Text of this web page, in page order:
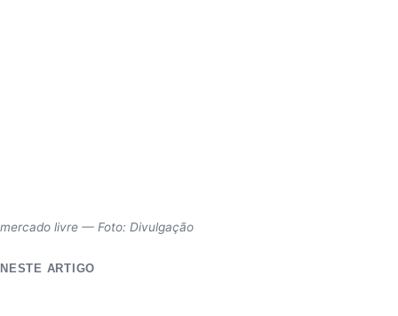
mercado livre — Foto: Divulgação
NESTE ARTIGO